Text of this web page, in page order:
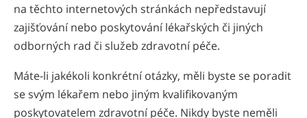
na těchto internetových stránkách nepředstavují
zajišťování nebo poskytování lékařských či jiných
odborných rad či služeb zdravotní péče.
Máte-li jakékoli konkrétní otázky, měli byste se poradit
se svým lékařem nebo jiným kvalifikovaným
poskytovatelem zdravotní péče. Nikdy byste neměli